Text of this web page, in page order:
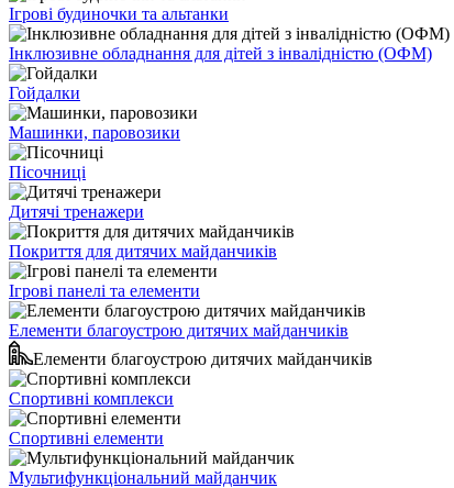
Ігрові будиночки та альтанки
Інклюзивне обладнання для дітей з інвалідністю (ОФМ)
Гойдалки
Машинки, паровозики
Пісочниці
Дитячі тренажери
Покриття для дитячих майданчиків
Ігрові панелі та елементи
Елементи благоустрою дитячих майданчиків
Елементи благоустрою дитячих майданчиків
Спортивні комплекси
Спортивні елементи
Мультифункціональний майданчик